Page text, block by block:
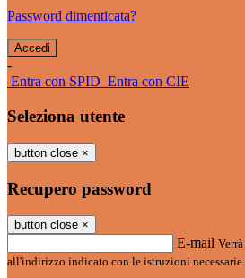
Password dimenticata?
-
Entra con SPID Entra con CIE
Seleziona utente
button close ×
Recupero password
button close ×
E-mail
all'indirizzo indicato con le istruzioni necessarie.